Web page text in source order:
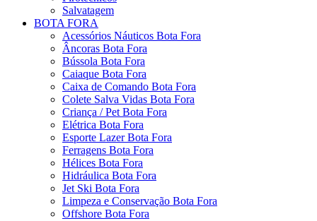
Salvatagem
BOTA FORA
Acessórios Náuticos Bota Fora
Âncoras Bota Fora
Bússola Bota Fora
Caiaque Bota Fora
Caixa de Comando Bota Fora
Colete Salva Vidas Bota Fora
Criança / Pet Bota Fora
Elétrica Bota Fora
Esporte Lazer Bota Fora
Ferragens Bota Fora
Hélices Bota Fora
Hidráulica Bota Fora
Jet Ski Bota Fora
Limpeza e Conservação Bota Fora
Offshore Bota Fora